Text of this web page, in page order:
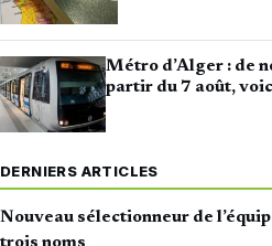
Métro d’Alger : de
partir du 7 août,
DERNIERS ARTICLES
Nouveau sélectionneur de